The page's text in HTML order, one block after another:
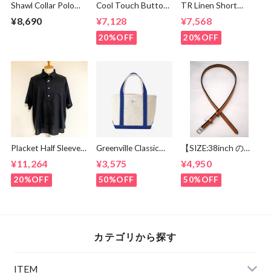
Shawl Collar Polo
Shirts Black
¥8,690
Cool Touch Button
Down Polo Black
¥7,128
20%OFF
TR Linen Short
Pants Navy
¥7,568
20%OFF
Placket Half Sleeve
¥11,264
20%OFF
Greenville Classic
¥3,575
50%OFF
【SIZE:38inch の
LEATHER LEATHER
BELT2595 TAN
¥4,950
50%OFF
カテゴリから探す
ITEM